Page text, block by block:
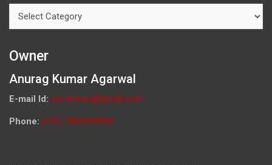
Owner
Anurag Kumar Agarwal
E-mail Id: ceo.knews@gmail.com
Phone: (+91) 7800009900